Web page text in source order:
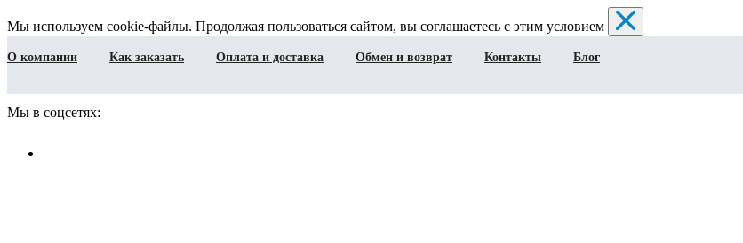
Мы используем cookie-файлы. Продолжая пользоваться сайтом, вы соглашаетесь с этим условием
О компании Как заказать Оплата и доставка Обмен и возврат Контакты
Блог
Мы в соцсетях: